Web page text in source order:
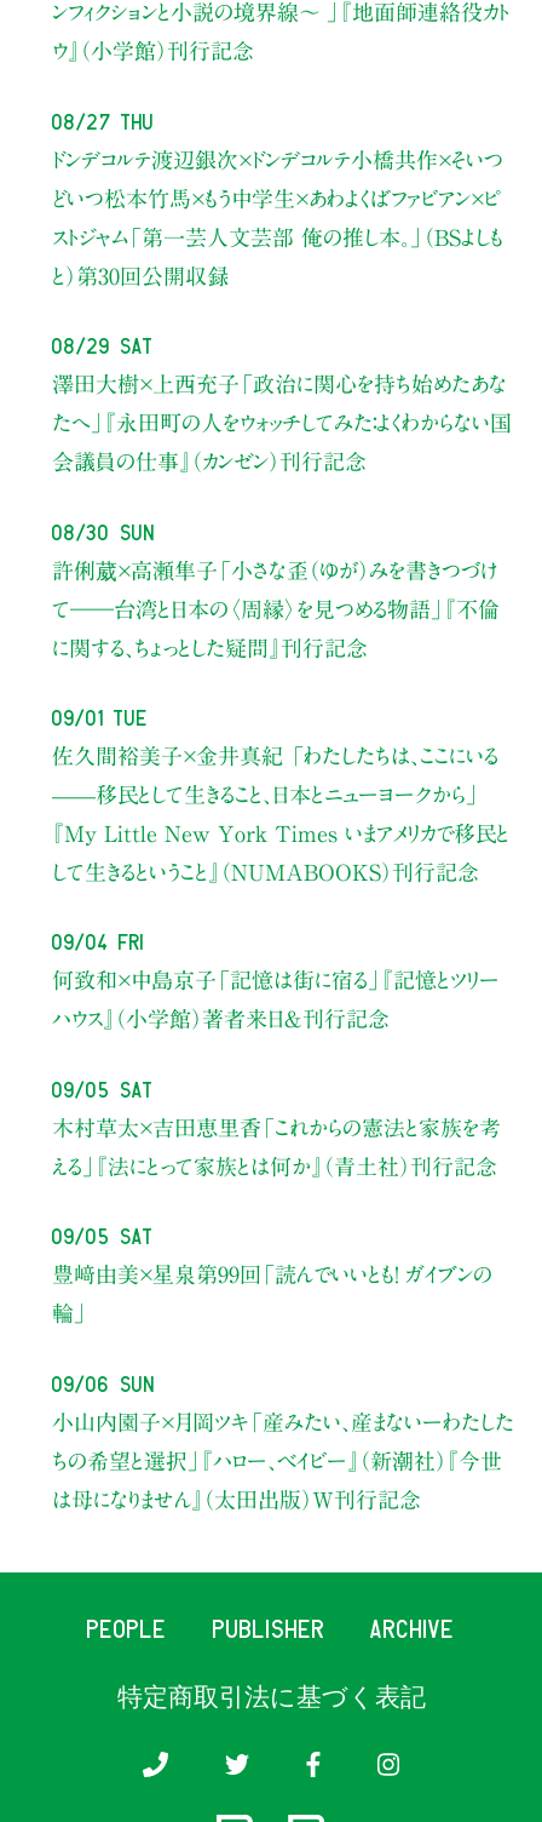
ンフィクションと小説の境界線〜 」
『地面師連絡役カト
ウ』（小学館）刊行記念
08/27 Thu
ドンデコルテ渡辺銀次×ドンデコルテ小橋共作×そいつ
どいつ松本竹馬×もう中学生×あわよくばファビアン×ピ
ストジャム「第一芸人文芸部 俺の推し本。」（BSよしも
と） 第30回公開収録
08/29 Sat
澤田大樹×上西充子 「政治に関心を持ち始めたあな
たへ」
『永田町の人をウォッチしてみた：よくわからない国
会議員の仕事』（カンゼン）刊行記念
08/30 Sun
許俐葳×高瀬隼子 「小さな歪（ゆが）みを書きつづけ
て――台湾と日本の〈周縁〉を見つめる物語」
『不倫
に関する、ちょっとした疑問』刊行記念
09/01 Tue
佐久間裕美子×金井真紀 「わたしたちは、ここにいる
——移民として生きること、日本とニューヨークから」
『My Little New York Times いまアメリカで移民と
して生きるということ』（NUMABOOKS）刊行記念
09/04 Fri
何致和×中島京子 「記憶は街に宿る」
『記憶とツリー
ハウス』（小学館）著者来日＆刊行記念
09/05 Sat
木村草太×吉田恵里香 「これからの憲法と家族を考
える」
『法にとって家族とは何か』（青土社）刊行記念
09/05 Sat
豊﨑由美×星泉 第99回「読んでいいとも！ ガイブンの
輪」
09/06 Sun
小山内園子×月岡ツキ 「産みたい、産まないーわたした
ちの希望と選択」
『ハロー、ベイビー』（新潮社） 『今世
は母になりません』（太田出版）W刊行記念
PEOPLE PUBLISHER ARCHIVE
特定商取引法に基づく表記